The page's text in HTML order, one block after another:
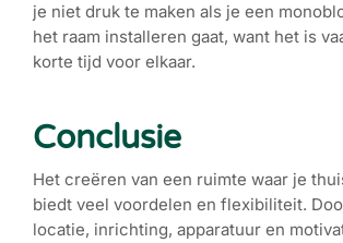
je niet druk te maken als je een
het raam installeren gaat, want het is
korte tijd voor elkaar.
Conclusie
Het creëren van een ruimte waar je
biedt veel voordelen en flexibiliteit.
locatie, inrichting, apparatuur en